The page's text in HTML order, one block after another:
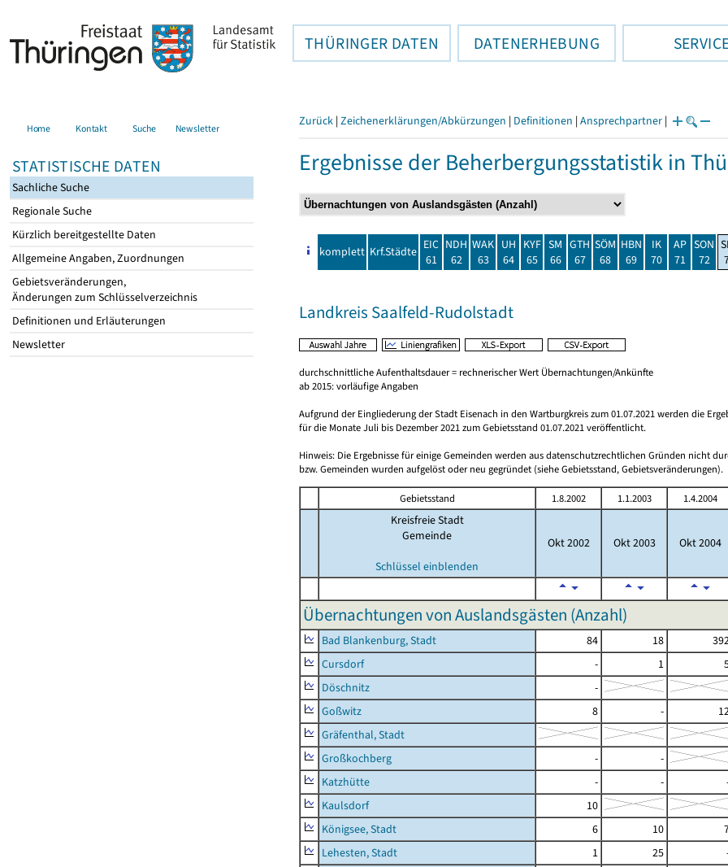
THÜRINGER DATEN DATENERHEBUNG
Home Kontakt Suche Newsletter
STATISTISCHE DATEN
Sachliche Suche
Regionale Suche
Kürzlich bereitgestellte Daten
Allgemeine Angaben, Zuordnungen
Gebietsveränderungen,
Änderungen zum Schlüsselverzeichnis
Definitionen und Erläuterungen
Newsletter
Zurück | Zeichenerklärungen/Abkürzungen | Definitionen | Ansprechpartner |
Ergebnisse der Beherbergungsstatistik in
komplett Krf.Städte EIC
61
NDH
62
WAK
63
UH
64
KYF
65
SM
66
GTH
67
SÖM
68
HBN
69
IK
70
AP
71
SON
72
Landkreis Saalfeld-Rudolstadt
durchschnittliche Aufenthaltsdauer = rechnerischer Wert Übernachtungen/Ankünfte
ab 2015: vorläufige Angaben
Aufgrund der Eingliederung der Stadt Eisenach in den Wartburgkreis zum 01.07.2021 werden die
für die Monate Juli bis Dezember 2021 zum Gebietsstand 01.07.2021 veröffentlicht.
Hinweis: Die Ergebnisse für einige Gemeinden werden aus datenschutzrechtlichen Gründen nicht
bzw. Gemeinden wurden aufgelöst oder neu gegründet (siehe Gebietsstand, Gebietsveränderungen).
Gebietsstand 1.8.2002 1.1.2003 1.4.2004
Kreisfreie Stadt
Gemeinde
Schlüssel einblenden
Okt 2002 Okt 2003 Okt 2004
Übernachtungen von Auslandsgästen (Anzahl)
Bad Blankenburg, Stadt 84 18
Cursdorf
- 1
Döschnitz
-
Goßwitz
8 -
Gräfenthal, Stadt
Großkochberg
-
-
Katzhütte
- -
Kaulsdorf
10
Königsee, Stadt
6 10
Lehesten, Stadt
1 25